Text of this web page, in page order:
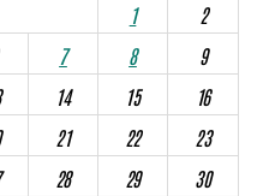
1
2
7 8
9
14 15
16
21 22
23
28 29
30